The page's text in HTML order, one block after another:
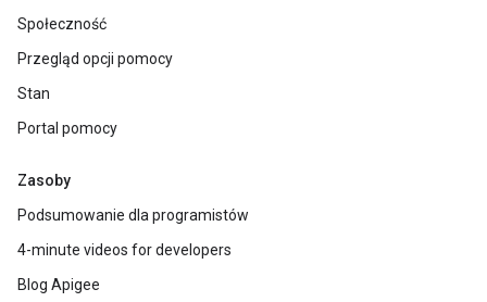
Społeczność
Przegląd opcji pomocy
Stan
Portal pomocy
Zasoby
Podsumowanie dla programistów
4-minute videos for developers
Blog Apigee